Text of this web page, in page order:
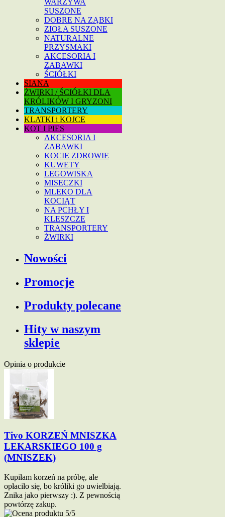
WARZYWA
SUSZONE
DOBRE NA ZĄBKI
ZIOŁA SUSZONE
NATURALNE
PRZYSMAKI
AKCESORIA I
ZABAWKI
ŚCIÓŁKI
SIANA
ŻWIRKI / ŚCIÓŁKI DLA
KRÓLIKÓW I GRYZONI
TRANSPORTERY
KLATKI i KOJCE
KOT I PIES
AKCESORIA I
ZABAWKI
KOCIE ZDROWIE
KUWETY
LEGOWISKA
MISECZKI
MLEKO DLA
KOCIĄT
NA PCHŁY I
KLESZCZE
TRANSPORTERY
ŻWIRKI
Nowości
Promocje
Produkty polecane
Hity w naszym
sklepie
Opinia o produkcie
Tivo KORZEŃ MNISZKA
LEKARSKIEGO 100 g
(MNISZEK)
Kupiłam korzeń na próbę, ale
opłaciło się, bo króliki go uwielbiają.
Znika jako pierwszy :). Z pewnością
powtórzę zakup.